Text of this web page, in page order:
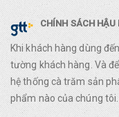
CHÍNH SÁCH HẬU
Khi khách hàng dùng
tường khách hàng. Và
hệ thống cà trăm sản
phẩm nào của chúng tôi.